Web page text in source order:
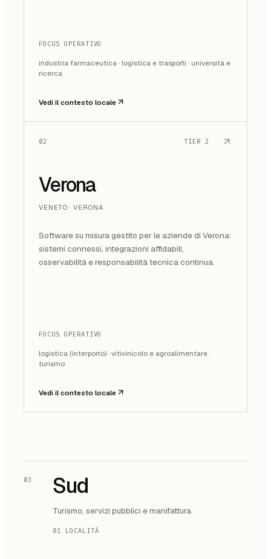
FOCUS OPERATIVO
industria farmaceutica · logistica e trasporti · università e
ricerca
Vedi il contesto locale
02 TIER2
Verona
VENETO · VERONA
Software su misura gestito per le aziende di Verona:
sistemi connessi, integrazioni affidabili,
osservabilità e responsabilità tecnica continua.
FOCUS OPERATIVO
logistica (interporto) · vitivinicolo e agroalimentare ·
turismo
Vedi il contesto locale
03 Sud
Turismo, servizi pubblici e manifattura.
01 LOCALITÀ